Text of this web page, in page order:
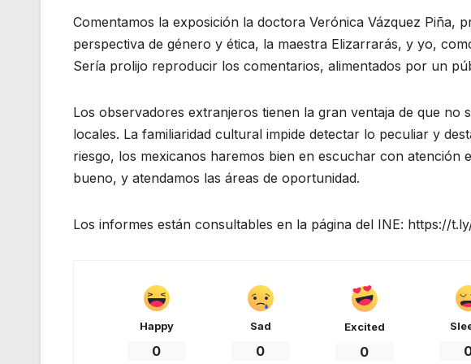
Comentamos la exposición la doctora Verónica Vázquez Piña,
perspectiva de género y ética, la maestra Elizarrarás, y yo,
Sería prolijo reproducir los comentarios, alimentados por un
Los observadores extranjeros tienen la gran ventaja de que no
locales. La familiaridad cultural impide detectar lo peculiar y
riesgo, los mexicanos haremos bien en escuchar con atención
bueno, y atendamos las áreas de oportunidad.
Los informes están consultables en la página del INE: https://
Happy
0
Sad
0
Excited
0